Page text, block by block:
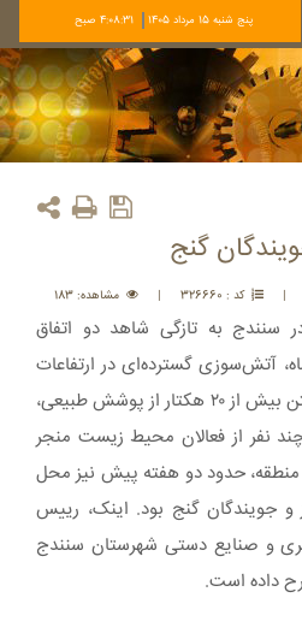
پنج شنبه 15 مرداد 1405 4:08:32 صبح
گنج
| کد : 326660 | مشاهده: 183
سنندج به تازگی شاهد دو اتفاق
آتش‌سوزی گسترده‌ای در ارتفاعات
کوه آبیدر رخ داد که به سوختن بیش از ۲۰ هکتار از پوشش طبیعی،
نفر از فعالان محیط زیست منجر
حدود دو هفته پیش نیز محل
و جویندگان گنج بود. اینک، رییس
و صنایع‌ دستی شهرستان سنندج
داده است.